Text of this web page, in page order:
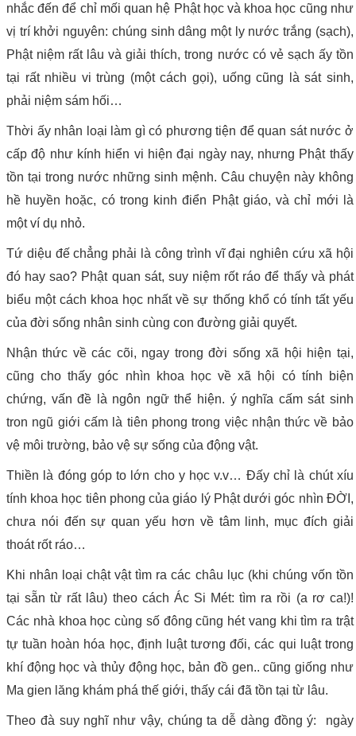
nhắc đến để chỉ mối quan hệ Phật học và khoa học cũng như
vị trí khởi nguyên: chúng sinh dâng một ly nước trắng (sạch),
Phật niệm rất lâu và giải thích, trong nước có vẻ sạch ấy tồn
tại rất nhiều vi trùng (một cách gọi), uống cũng là sát sinh,
phải niệm sám hối…
Thời ấy nhân loại làm gì có phương tiện để quan sát nước ở
cấp độ như kính hiển vi hiện đại ngày nay, nhưng Phật thấy
tồn tại trong nước những sinh mệnh. Câu chuyện này không
hề huyền hoặc, có trong kinh điển Phật giáo, và chỉ mới là
một ví dụ nhỏ.
Tứ diệu đế chẳng phải là công trình vĩ đại nghiên cứu xã hội
đó hay sao? Phật quan sát, suy niệm rốt ráo để thấy và phát
biểu một cách khoa học nhất về sự thống khổ có tính tất yếu
của đời sống nhân sinh cùng con đường giải quyết.
Nhận thức về các cõi, ngay trong đời sống xã hội hiện tại,
cũng cho thấy góc nhìn khoa học về xã hội có tính biện
chứng, vấn đề là ngôn ngữ thể hiện. ý nghĩa cấm sát sinh
tron ngũ giới cấm là tiên phong trong việc nhận thức về bảo
vệ môi trường, bảo vệ sự sống của động vật.
Thiền là đóng góp to lớn cho y học v.v… Đấy chỉ là chút xíu
tính khoa học tiên phong của giáo lý Phật dưới góc nhìn ĐỜI,
chưa nói đến sự quan yếu hơn về tâm linh, mục đích giải
thoát rốt ráo…
Khi nhân loại chật vật tìm ra các châu lục (khi chúng vốn tồn
tại sẵn từ rất lâu) theo cách Ác Si Mét: tìm ra rồi (a rơ ca!)!
Các nhà khoa học cùng số đông cũng hét vang khi tìm ra trật
tự tuần hoàn hóa học, định luật tương đối, các qui luật trong
khí động học và thủy động học, bản đồ gen.. cũng giống như
Ma gien lăng khám phá thế giới, thấy cái đã tồn tại từ lâu.
Theo đà suy nghĩ như vậy, chúng ta dễ dàng đồng ý: ngày